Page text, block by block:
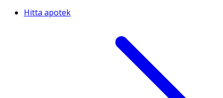
Hitta apotek